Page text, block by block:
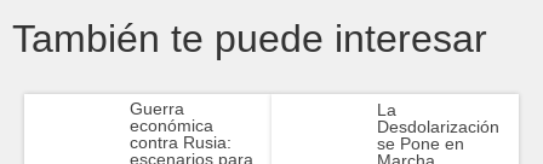
También te puede interesar
Guerra
económica
contra Rusia:
escenarios para
La
Desdolarización
se Pone en
Marcha